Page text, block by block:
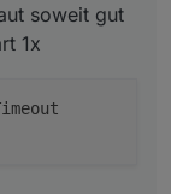
die
nicht hat,
soweit gut
1x